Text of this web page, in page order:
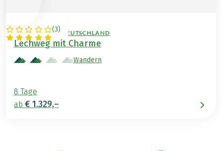
(3)
ÖSTERREICH / DEUTSCHLAND
Lechweg mit Charme
Wandern
8 Tage
ab € 1.329,–